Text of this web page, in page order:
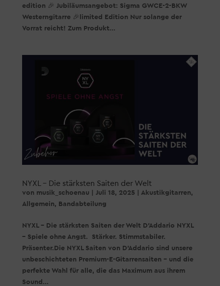
edition 🎉 Jubiläumsangebot: Sigma GWCE-2-BKW
Westerngitarre 🎉limited Edition Nur solange der
Vorrat reicht! Zum Produkt...
NYXL – Die stärksten Saiten der Welt
von musik_schoenau Juli 18, 2025 Akustikgitarren,
Allgemein, Bandabteilung
NYXL – Die stärksten Saiten der Welt D’Addario NYXL
– Spiele ohne Angst. Stärker. Stimmstabiler.
Präsenter.Die NYXL Saiten von D’Addario sind unsere
unbeschichteten Premium-E-Gitarrensaiten – und die
perfekte Wahl für alle, die das Maximum aus ihrem
Sound...